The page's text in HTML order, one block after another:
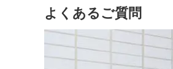
よくあるご質問